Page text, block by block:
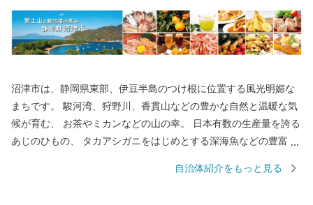
沼津市は、静岡県東部、伊豆半島のつけ根に位置する風光明媚な
まちです。 駿河湾、狩野川、香貫山などの豊かな自然と温暖な気
候が育む、 お茶やミカンなどの山の幸。 日本有数の生産量を誇る
あじのひもの、 タカアシガニをはじめとする深海魚などの豊富な
元名産の品を数多く取り揃えました。 いただいたご寄附は、沼津
自治体紹介をもっと見る